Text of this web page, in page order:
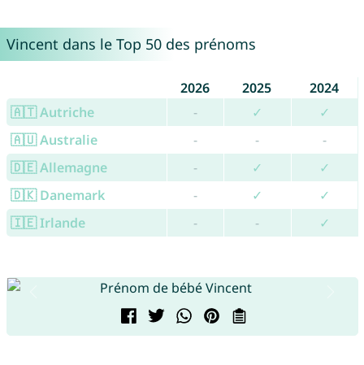
Vincent dans le Top 50 des prénoms
2026 2025
2024
🇦🇹 Autriche
- ✓
✓
🇦🇺 Australie
- -
-
🇩🇪 Allemagne
- ✓
✓
🇩🇰 Danemark
- ✓
✓
🇮🇪 Irlande
- - ✓